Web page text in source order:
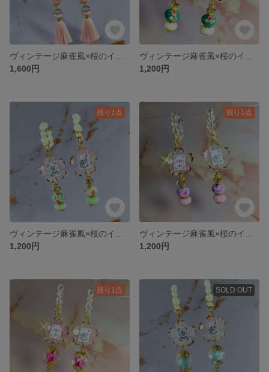
1,600円
1,200円
残り1点
1,200円
残り1点
1,200円
残り1点 SOLD OUT